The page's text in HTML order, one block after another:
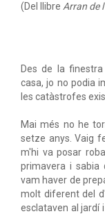
(Del llibre Arran de
Des de la
casa, jo no podia
les catàstrofes
Mai més no he
setze anys. Vaig
m'hi va posar
primavera i sabia
vam haver de
molt diferent del
esclataven al jardí